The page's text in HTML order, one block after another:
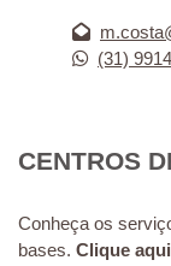
(31)
CENTROS
Conheça os
bases. Clique